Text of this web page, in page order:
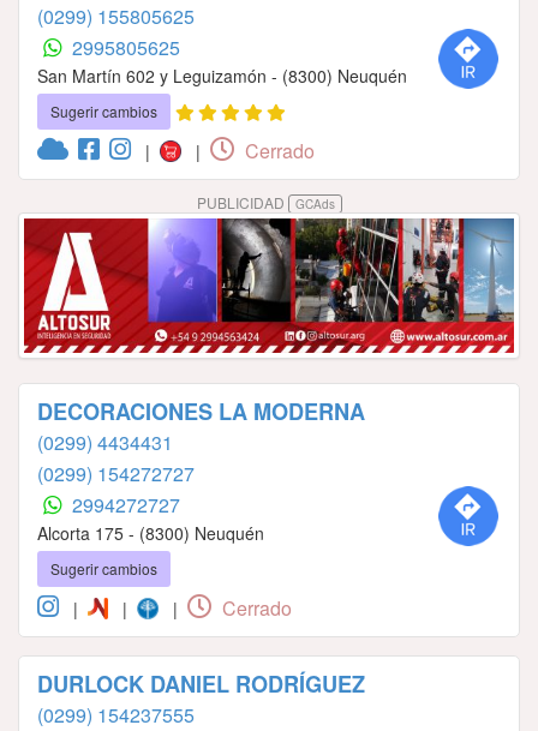
(0299) 155805625
2995805625
San Martín 602 y Leguizamón - (8300) Neuquén
Sugerir cambios
| | Cerrado
PUBLICIDAD GCAds
DECORACIONES LA MODERNA
(0299) 4434431
(0299) 154272727
2994272727
Alcorta 175 - (8300) Neuquén
Sugerir cambios
| | | Cerrado
DURLOCK DANIEL RODRÍGUEZ
(0299) 154237555